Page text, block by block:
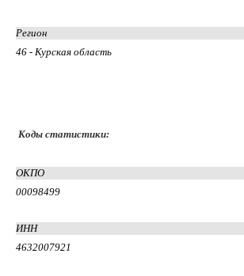
Регион
46 - Курская область
Коды статистики:
ОКПО
00098499
ИНН
4632007921